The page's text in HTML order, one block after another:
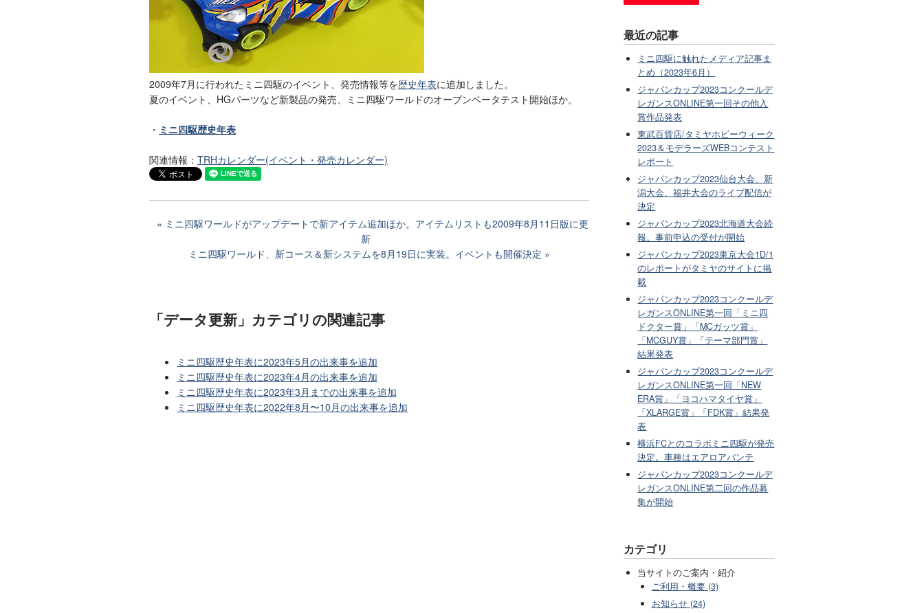
2009年7月に行われたミニ四駆のイベント、発売情報等を歴史年表に追加しました。
夏のイベント、HGパーツなど新製品の発売、ミニ四駆ワールドのオープンベータテスト開始ほか。
・ ミニ四駆歴史年表
関連情報： TRHカレンダー(イベント・発売カレンダー)
ミニ四駆ワールドがアップデートで新アイテム追加ほか。アイテムリストも2009年8月11日版に更
新
ミニ四駆ワールド、新コース＆新システムを8月19日に実装。イベントも開催決定
「データ更新」カテゴリの関連記事
ミニ四駆歴史年表に2023年5月の出来事を追加
ミニ四駆歴史年表に2023年4月の出来事を追加
ミニ四駆歴史年表に2023年3月までの出来事を追加
ミニ四駆歴史年表に2022年8月〜10月の出来事を追加
最近の記事
ミニ四駆に触れたメディア記事ま
とめ（2023年6月）
ジャパンカップ2023コンクールデ
レガンスONLINE第一回その他入
賞作品発表
東武百貨店/タミヤホビーウィーク
2023＆モデラーズWEBコンテスト
レポート
ジャパンカップ2023仙台大会、新
潟大会、福井大会のライブ配信が
決定
ジャパンカップ2023北海道大会続
報。事前申込の受付が開始
ジャパンカップ2023東京大会1D/1
のレポートがタミヤのサイトに掲
載
ジャパンカップ2023コンクールデ
レガンスONLINE第一回「ミニ四
ドクター賞」「MCガッツ賞」
「MCGUY賞」「テーマ部門賞」
結果発表
ジャパンカップ2023コンクールデ
レガンスONLINE第一回「NEW
ERA賞」「ヨコハマタイヤ賞」
「XLARGE賞」「FDK賞」結果発
表
横浜FCとのコラボミニ四駆が発売
決定。車種はエアロアバンテ
ジャパンカップ2023コンクールデ
レガンスONLINE第二回の作品募
集が開始
カテゴリ
当サイトのご案内・紹介
ご利用・概要 (3)
お知らせ (24)